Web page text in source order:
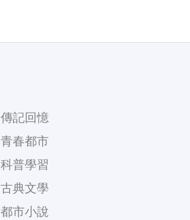
傳記回憶
青春都市
科普學習
古典文學
都市小說